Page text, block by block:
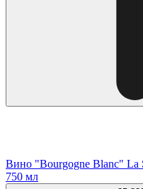
Вино "Bourgogne Blanc" La
750 мл